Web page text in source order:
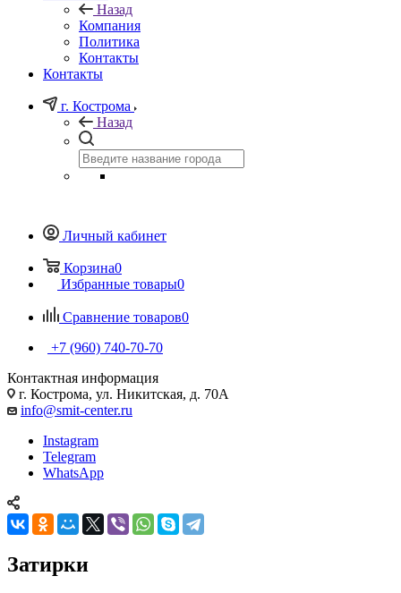
Назад
Компания
Политика
Контакты
Контакты
г. Кострома
Назад
Личный кабинет
Корзина0
Избранные товары0
Сравнение товаров0
+7 (960) 740-70-70
Контактная информация
г. Кострома, ул. Никитская, д. 70А
info@smit-center.ru
Instagram
Telegram
WhatsApp
Затирки